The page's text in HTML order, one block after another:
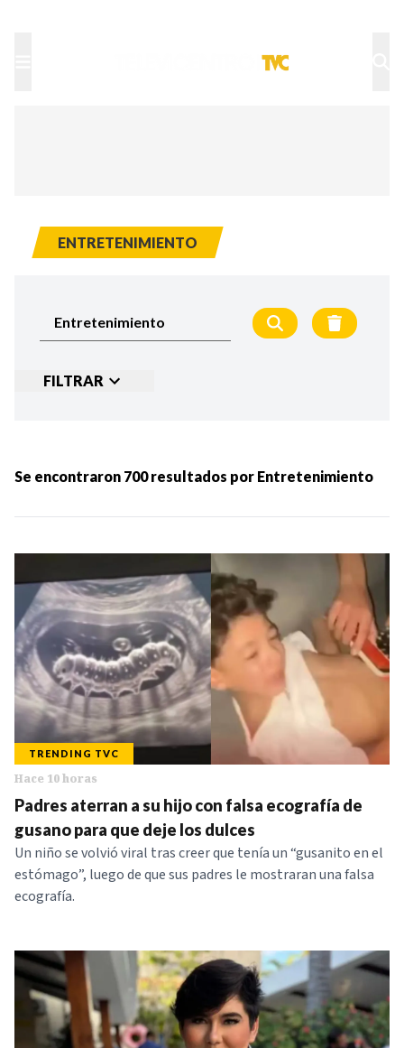
ENTRETENIMIENTO
FILTRAR
MÁS RECIENTES
MENOS RECIENTES
IR
NOTICIAS
SERIES
Se encontraron 700 resultados por Entretenimiento
TRENDING TVC
Hace 10 horas
Padres aterran a su hijo con falsa ecografía de
gusano para que deje los dulces
Un niño se volvió viral tras creer que tenía un “gusanito en el
estómago”, luego de que sus padres le mostraran una falsa
ecografía.